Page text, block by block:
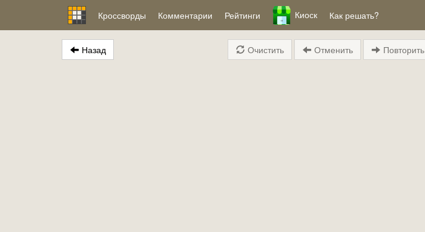
Кроссворды Комментарии Рейтинги Киоск Как решать?
Назад Очистить Отменить Повторить